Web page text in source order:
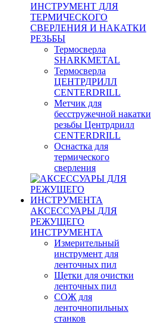
ИНСТРУМЕНТ ДЛЯ
ТЕРМИЧЕСКОГО
СВЕРЛЕНИЯ И НАКАТКИ
РЕЗЬБЫ
Термосверла
SHARKMETAL
Термосверла
ЦЕНТРДРИЛЛ
CENTERDRILL
Метчик для
бесстружечной накатки
резьбы Центрдрилл
CENTERDRILL
Оснастка для
термического
сверления
АКСЕССУАРЫ ДЛЯ
РЕЖУЩЕГО
ИНСТРУМЕНТА
Измерительный
инструмент для
ленточных пил
Щетки для очистки
ленточных пил
СОЖ для
ленточнопильных
станков